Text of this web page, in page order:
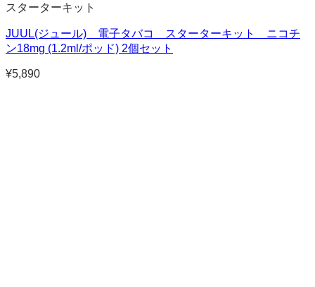
スターターキット
JUUL(ジュール) 電子タバコ スターターキット ニコチ
ン18mg (1.2ml/ポッド) 2個セット
¥5,890